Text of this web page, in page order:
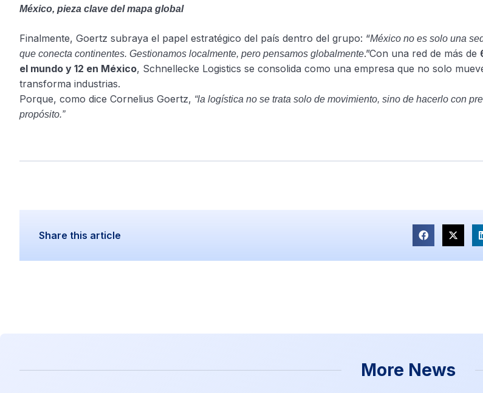
México, pieza clave del mapa global
Finalmente, Goertz subraya el papel estratégico del país dentro del grupo: “México no es solo una
que conecta continentes. Gestionamos localmente, pero pensamos globalmente.”Con una red de más de
el mundo y 12 en México, Schnellecke Logistics se consolida como una empresa que no solo
transforma industrias.
Porque, como dice Cornelius Goertz, “la logística no se trata solo de movimiento, sino de hacerlo con
propósito.”
Share this article
More News